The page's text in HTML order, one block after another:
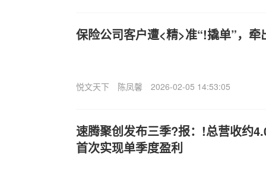
保险公司客户遭<精>准“!撬单”，
悦文天下 陈凤馨 2026-02-05 14:53:05
速腾聚创发布三季?报：!总营收约
首次实现单季度盈利